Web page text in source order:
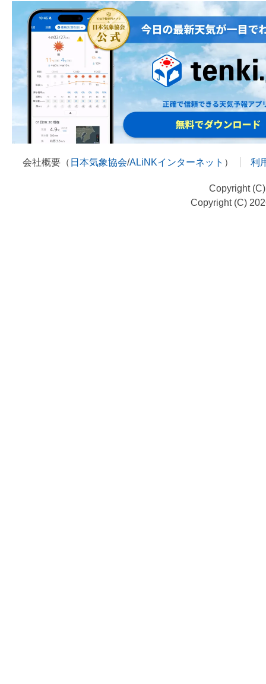
会社概要（ 日本気象協会/ALiNKインターネット ） 利
Copyright
Copyright (C)